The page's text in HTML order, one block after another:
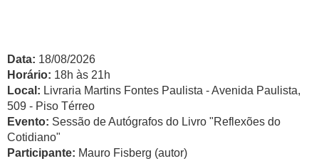
Data: 18/08/2026
Horário: 18h às 21h
Local: Livraria Martins Fontes Paulista - Avenida Paulista,
509 - Piso Térreo
Evento: Sessão de Autógrafos do Livro "Reflexões do
Cotidiano"
Participante: Mauro Fisberg (autor)